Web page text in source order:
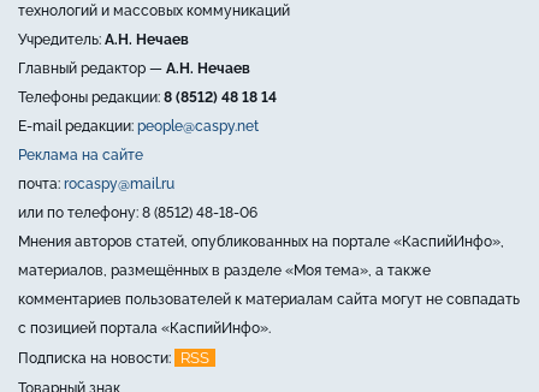
технологий и массовых коммуникаций
Учредитель: А.Н. Нечаев
Главный редактор — А.Н. Нечаев
Телефоны редакции: 8 (8512) 48 18 14
E-mail редакции: people@caspy.net
Реклама на сайте
почта: rocaspy@mail.ru
или по телефону: 8 (8512) 48-18-06
Мнения авторов статей, опубликованных на портале «КаспийИнфо»,
материалов, размещённых в разделе «Моя тема», а также
комментариев пользователей к материалам сайта могут не совпадать
с позицией портала «КаспийИнфо».
Подписка на новости:
RSS
Товарный знак